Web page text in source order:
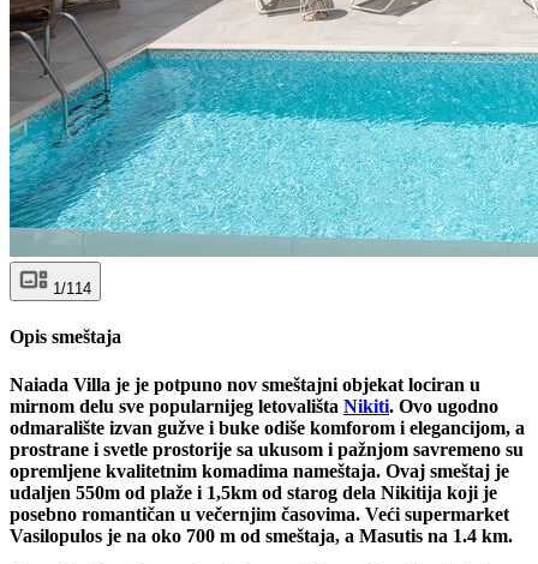
1/114
Opis smeštaja
Naiada Villa je je potpuno nov smeštajni objekat lociran u
mirnom delu sve popularnijeg letovališta Nikiti. Ovo ugodno
odmaralište izvan gužve i buke odiše komforom i elegancijom, a
prostrane i svetle prostorije sa ukusom i pažnjom savremeno su
opremljene kvalitetnim komadima nameštaja. Ovaj smeštaj je
udaljen 550m od plaže i 1,5km od starog dela Nikitija koji je
posebno romantičan u večernjim časovima. Veći supermarket
Vasilopulos je na oko 700 m od smeštaja, a Masutis na 1.4 km.